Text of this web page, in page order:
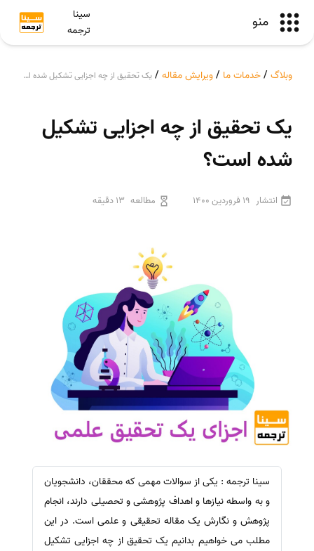
منو
سینا
ترجمه
وبلاگ /خدمات ما /ویرایش مقاله / یک تحقیق از چه اجزایی تشکیل شده است؟
یک تحقیق از چه اجزایی تشکیل
شده است؟
انتشار 19 فروردین 1400 مطالعه 13 دقیقه
سینا ترجمه : یکی از سوالات مهمی که محققان، دانشجویان
و به واسطه نیازها و اهداف پژوهشی و تحصیلی دارند، انجام
پژوهش و نگارش یک مقاله تحقیقی و علمی است. در این
مطلب می خواهیم بدانیم یک تحقیق از چه اجزایی تشکیل